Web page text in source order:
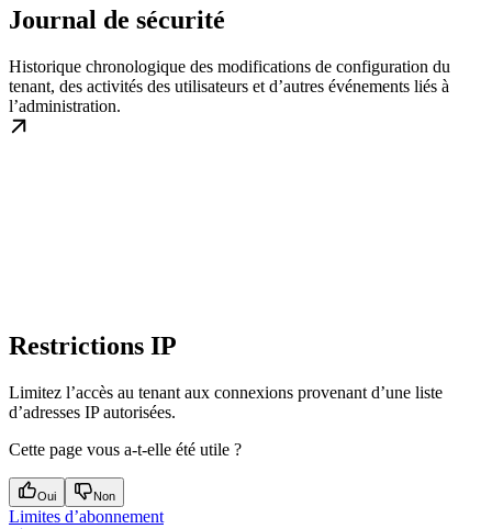
Journal de sécurité
Historique chronologique des modifications de configuration du
tenant, des activités des utilisateurs et d’autres événements liés à
l’administration.
Restrictions IP
Limitez l’accès au tenant aux connexions provenant d’une liste
d’adresses IP autorisées.
Cette page vous a-t-elle été utile ?
Oui Non
Limites d’abonnement